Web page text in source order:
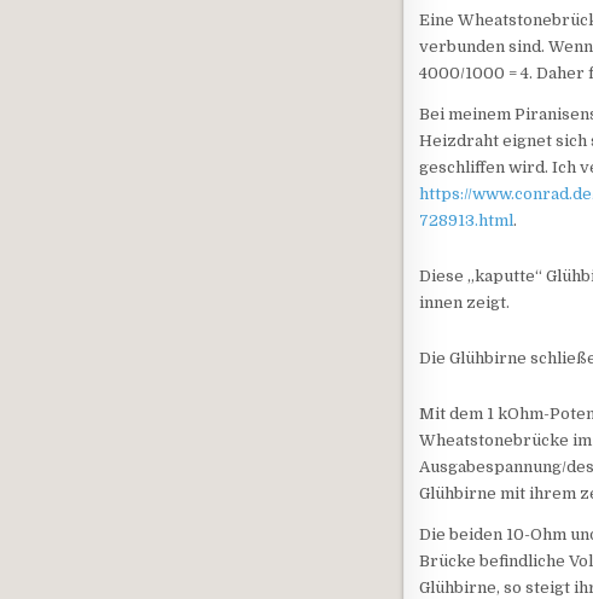
Eine
verbunden sind.
4000/1000 = 4. Daher
Bei meinem
Heizdraht eignet sich
geschliffen wird. Ich
https://
728913.html.
Diese „kaputte“
innen zeigt.
Die Glühbirne
Mit dem 1 kOhm-
Wheatstonebrücke
Ausgabespannung/
Glühbirne mit ihrem
Die beiden 10-Ohm
Brücke befindliche
Glühbirne, so steigt